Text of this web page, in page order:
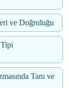
ve Doğruluğu
Tanı ve